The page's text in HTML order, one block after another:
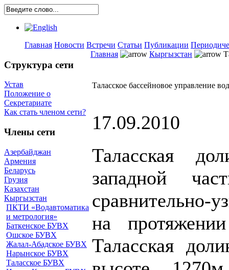
Главная Новости Встречи Статьи Публикации
Структура сети
Устав
Положение о
Секретариате
Как стать членом сети?
Члены сети
Азербайджан
Армения
Беларусь
Грузия
Казахстан
Кыргызстан
ПКТИ «Водавтоматика
и метрология»
Баткенское БУВХ
Ошское БУВХ
Жалал-Абадское БУВХ
Нарынское БУВХ
Таласское БУВХ
Главная Кыргызстан
Таласское бассейновое управление
17.09.2010
Таласская
западной
сравнительно-
на
Таласская